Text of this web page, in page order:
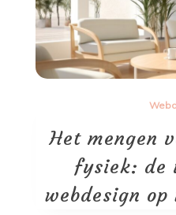
Het mengen
fysiek: de
webdesign